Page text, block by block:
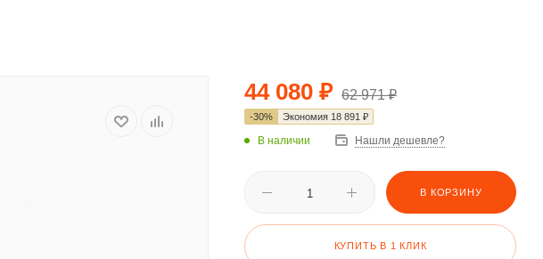
44 080 ₽ 62 971₽
-30% Экономия 18 891 ₽
В наличии Нашли дешевле?
В КОРЗИНУ
КУПИТЬ В 1 КЛИК